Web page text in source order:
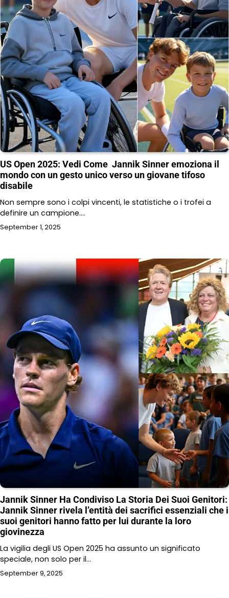
US Open 2025: Vedi Come Jannik Sinner emoziona il
mondo con un gesto unico verso un giovane tifoso
disabile
Non sempre sono i colpi vincenti, le statistiche o i trofei a
definire un campione.…
September 1, 2025
Jannik Sinner Ha Condiviso La Storia Dei Suoi Genitori:
Jannik Sinner rivela l’entità dei sacrifici essenziali che i
suoi genitori hanno fatto per lui durante la loro
giovinezza
La vigilia degli US Open 2025 ha assunto un significato
speciale, non solo per il…
September 9, 2025